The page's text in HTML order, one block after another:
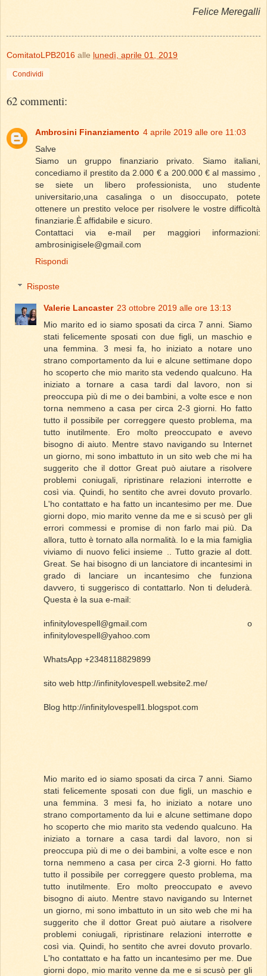
Felice Meregalli
ComitatoLPB2016 alle lunedì, aprile 01, 2019
Condividi
62 commenti:
Ambrosini Finanziamento 4 aprile 2019 alle ore 11:03
Salve
Siamo un gruppo finanziario privato. Siamo italiani,
concediamo il prestito da 2.000 € a 200.000 € al massimo ,
se siete un libero professionista, uno studente
universitario,una casalinga o un disoccupato, potete
ottenere un prestito veloce per risolvere le vostre difficoltà
finanziarie.È affidabile e sicuro.
Contattaci via e-mail per maggiori informazioni:
ambrosinigisele@gmail.com
Rispondi
Risposte
Valerie Lancaster 23 ottobre 2019 alle ore 13:13
Mio marito ed io siamo sposati da circa 7 anni. Siamo
stati felicemente sposati con due figli, un maschio e
una femmina. 3 mesi fa, ho iniziato a notare uno
strano comportamento da lui e alcune settimane dopo
ho scoperto che mio marito sta vedendo qualcuno. Ha
iniziato a tornare a casa tardi dal lavoro, non si
preoccupa più di me o dei bambini, a volte esce e non
torna nemmeno a casa per circa 2-3 giorni. Ho fatto
tutto il possibile per correggere questo problema, ma
tutto inutilmente. Ero molto preoccupato e avevo
bisogno di aiuto. Mentre stavo navigando su Internet
un giorno, mi sono imbattuto in un sito web che mi ha
suggerito che il dottor Great può aiutare a risolvere
problemi coniugali, ripristinare relazioni interrotte e
così via. Quindi, ho sentito che avrei dovuto provarlo.
L'ho contattato e ha fatto un incantesimo per me. Due
giorni dopo, mio marito venne da me e si scusò per gli
errori commessi e promise di non farlo mai più. Da
allora, tutto è tornato alla normalità. Io e la mia famiglia
viviamo di nuovo felici insieme .. Tutto grazie al dott.
Great. Se hai bisogno di un lanciatore di incantesimi in
grado di lanciare un incantesimo che funziona
davvero, ti suggerisco di contattarlo. Non ti deluderà.
Questa è la sua e-mail:
infinitylovespell@gmail.com o
infinitylovespell@yahoo.com
WhatsApp +2348118829899
sito web http://infinitylovespell.website2.me/
Blog http://infinitylovespell1.blogspot.com
Mio marito ed io siamo sposati da circa 7 anni. Siamo
stati felicemente sposati con due figli, un maschio e
una femmina. 3 mesi fa, ho iniziato a notare uno
strano comportamento da lui e alcune settimane dopo
ho scoperto che mio marito sta vedendo qualcuno. Ha
iniziato a tornare a casa tardi dal lavoro, non si
preoccupa più di me o dei bambini, a volte esce e non
torna nemmeno a casa per circa 2-3 giorni. Ho fatto
tutto il possibile per correggere questo problema, ma
tutto inutilmente. Ero molto preoccupato e avevo
bisogno di aiuto. Mentre stavo navigando su Internet
un giorno, mi sono imbattuto in un sito web che mi ha
suggerito che il dottor Great può aiutare a risolvere
problemi coniugali, ripristinare relazioni interrotte e
così via. Quindi, ho sentito che avrei dovuto provarlo.
L'ho contattato e ha fatto un incantesimo per me. Due
giorni dopo, mio marito venne da me e si scusò per gli